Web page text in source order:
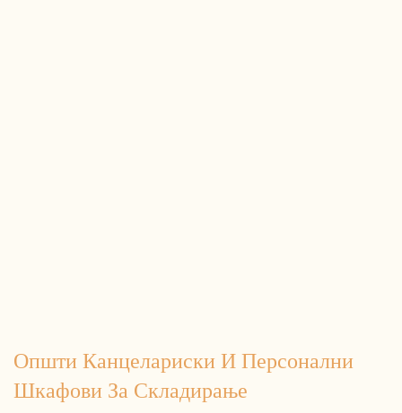
Општи Канцелариски И Персонални
Шкафови За Складирање